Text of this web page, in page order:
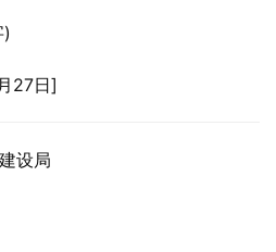
27日]
设局